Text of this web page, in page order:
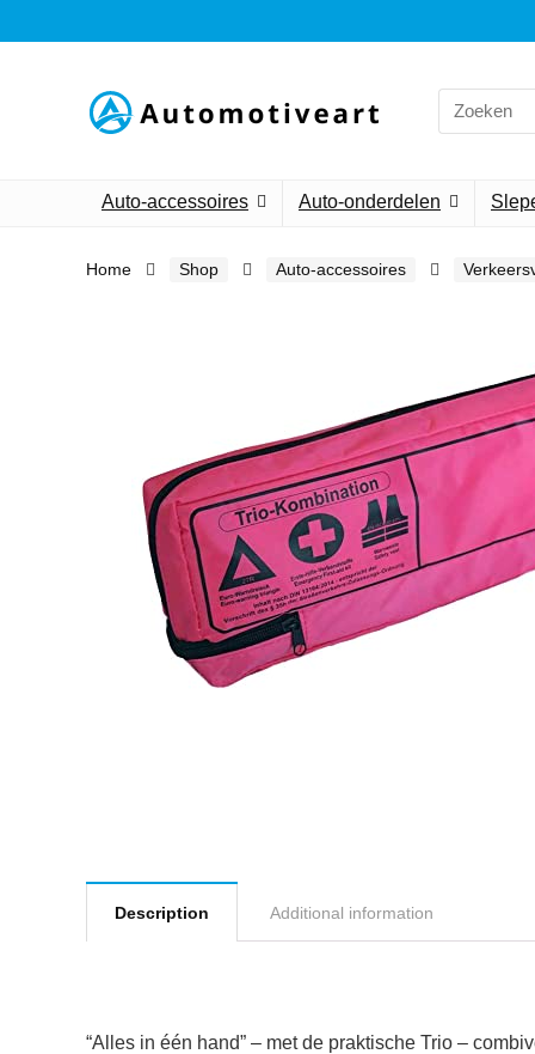
Search
for:
Auto-accessoires Auto-onderdelen
Home Shop Auto-accessoires
Description Additional information
“Alles in één hand” – met de praktische Trio –